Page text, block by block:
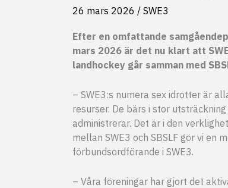
26 mars 2026 / SWE3
Efter en omfattande
mars 2026 är det nu klart att
landhockey går samman med
– SWE3:s numera sex idrotter är
resurser. De bärs i stor
administrerar. Det är i den
mellan SWE3 och SBSLF gör vi en
förbundsordförande i SWE3.
– Våra föreningar har gjort det